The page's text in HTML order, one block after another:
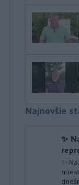
Najnovšie
✨
✨